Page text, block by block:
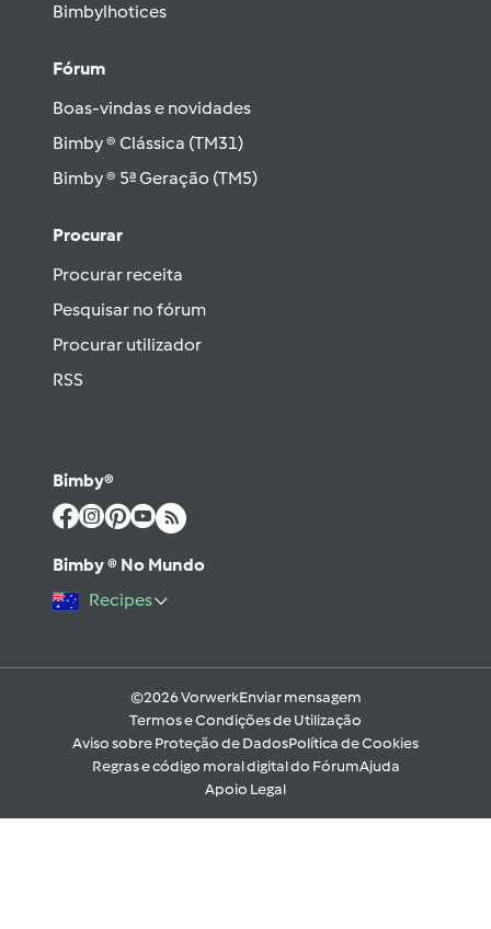
Bimbylhotices
Fórum
Boas-vindas e novidades
Bimby ® Clássica (TM31)
Bimby ® 5ª Geração (TM5)
Procurar
Procurar receita
Pesquisar no fórum
Procurar utilizador
RSS
Bimby®
Bimby ® No Mundo
Recipes
©2026 VorwerkEnviar mensagem
Termos e Condições de Utilização
Aviso sobre Proteção de DadosPolítica de Cookies
Regras e código moral digital do FórumAjuda
Apoio Legal